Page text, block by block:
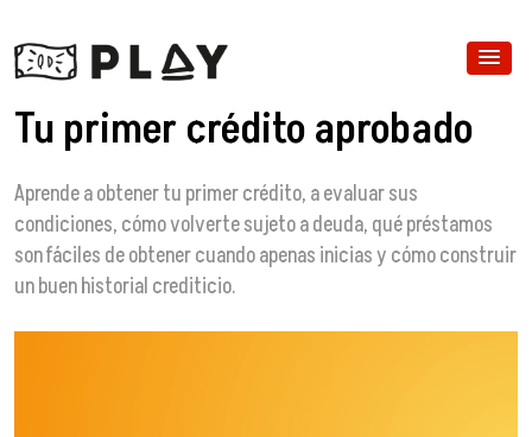
Tu primer crédito aprobado
Aprende a obtener tu primer crédito, a evaluar sus
condiciones, cómo volverte sujeto a deuda, qué préstamos
son fáciles de obtener cuando apenas inicias y cómo construir
un buen historial crediticio.